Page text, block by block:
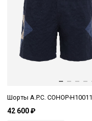
Шорты A.P.C. COHOP-H10011
42 600 ₽